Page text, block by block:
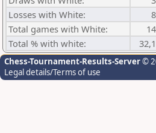
Losses with White:
8
Total games with White:
14
Total % with white:
32,1
Chess-Tournament-Results-Server©
Legal details/Terms of use